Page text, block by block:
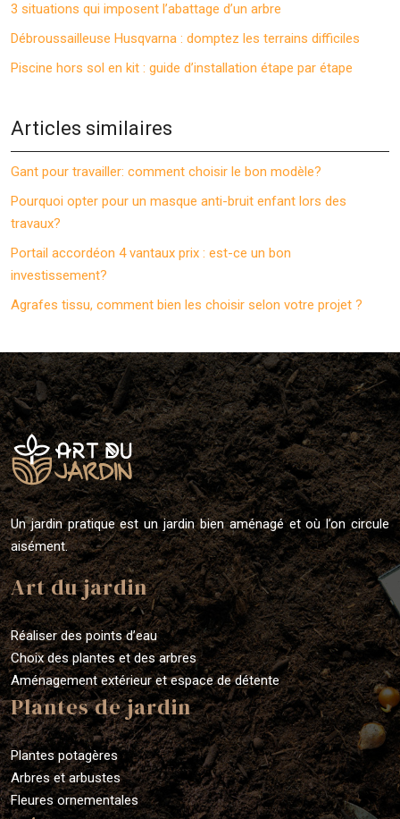
3 situations qui imposent l’abattage d’un arbre
Débroussailleuse Husqvarna : domptez les terrains difficiles
Piscine hors sol en kit : guide d’installation étape par étape
Articles similaires
Gant pour travailler: comment choisir le bon modèle?
Pourquoi opter pour un masque anti-bruit enfant lors des
travaux?
Portail accordéon 4 vantaux prix : est-ce un bon
investissement?
Agrafes tissu, comment bien les choisir selon votre projet ?
Un jardin pratique est un jardin bien aménagé et où l’on circule
aisément.
Art du jardin
Réaliser des points d’eau
Choix des plantes et des arbres
Aménagement extérieur et espace de détente
Plantes de jardin
Plantes potagères
Arbres et arbustes
Fleures ornementales